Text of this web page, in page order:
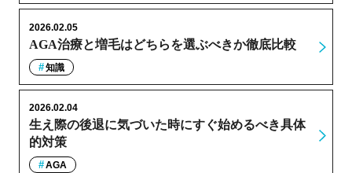
AGA治療と増毛はどちらを選ぶべきか徹底比較
2026.02.05
知識
生え際の後退に気づいた時にすぐ始めるべき具体
的対策
2026.02.04
AGA